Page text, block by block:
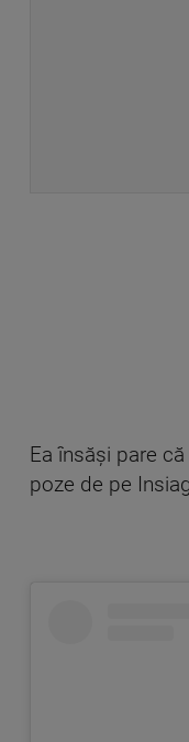
Ea însăși pare
poze de pe